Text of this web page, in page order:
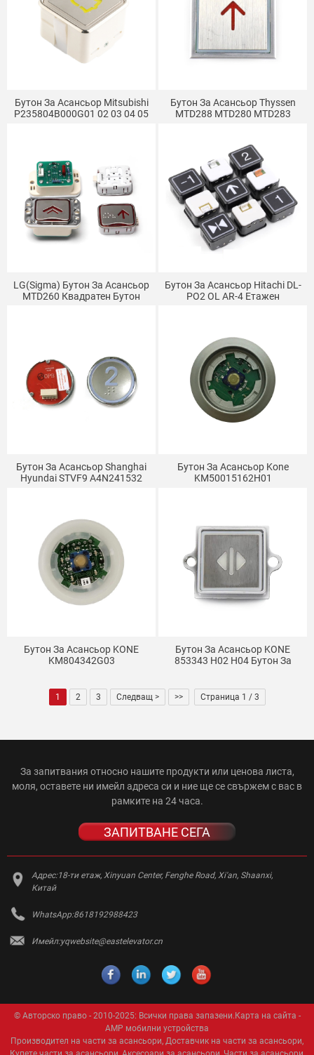
Бутон За Асансьор Mitsubishi
P235804B000G01 02 03 04 05
Бутон За Асансьор Thyssen
MTD288 MTD280 MTD283
LG(Sigma) Бутон За Асансьор
MTD260 Квадратен Бутон
Бутон За Асансьор Hitachi DL-
PO2 OL AR-4 Етажен
Бутон За Асансьор Shanghai
Hyundai STVF9 A4N241532
Бутон За Асансьор Kone
KM50015162H01
Бутон За Асансьор KONE
KM804342G03
Бутон За Асансьор KONE
853343 H02 H04 Бутон За
1 2 3 Следващ > >> Страница 1 / 3
За запитвания относно нашите продукти или ценова листа,
моля, оставете ни имейл адреса си и ние ще се свържем с вас в
рамките на 24 часа.
ЗАПИТВАНЕ СЕГА
Адрес:18-ти етаж, Xinyuan Center, Fenghe Road, Xi'an, Shaanxi,
Китай
WhatsApp:8618192988423
Имейл:yqwebsite@eastelevator.cn
© Авторско право - 2010-2025: Всички права запазени.Карта на сайта -
AMP мобилни устройства
Производител на части за асансьори, Доставчик на части за асансьори,